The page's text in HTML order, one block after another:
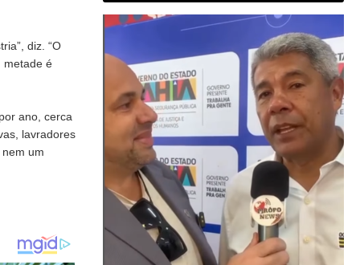
diz. “O
metade é
ano, cerca
lavradores
um